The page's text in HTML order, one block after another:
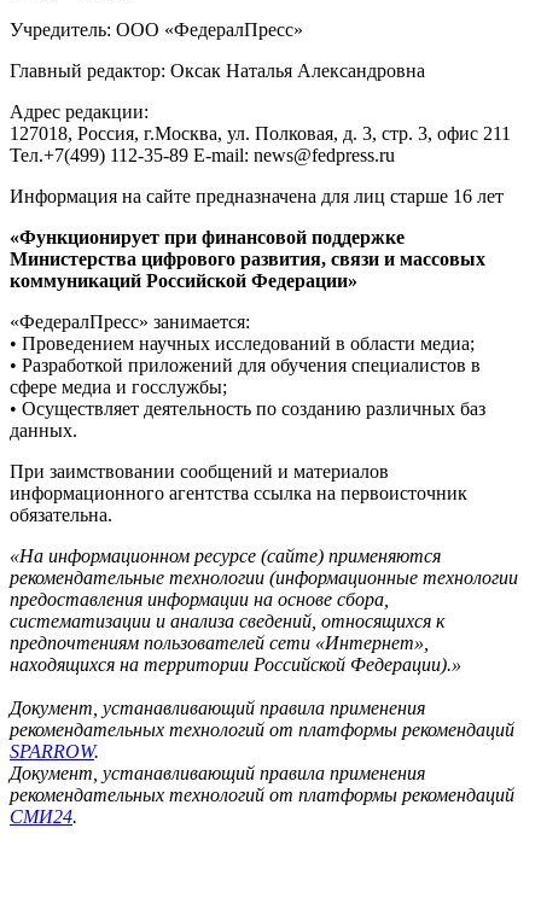
Учредитель: ООО «ФедералПресс»
Главный редактор: Оксак Наталья Александровна
Адрес редакции:
127018, Россия, г.Москва, ул. Полковая, д. 3, стр. 3, офис 211
Тел.+7(499) 112-35-89 E-mail: news@fedpress.ru
Информация на сайте предназначена для лиц старше 16 лет
«Функционирует при финансовой поддержке
Министерства цифрового развития, связи и массовых
коммуникаций Российской Федерации»
«ФедералПресс» занимается:
• Проведением научных исследований в области медиа;
• Разработкой приложений для обучения специалистов в
сфере медиа и госслужбы;
• Осуществляет деятельность по созданию различных баз
данных.
При заимствовании сообщений и материалов
информационного агентства ссылка на первоисточник
обязательна.
«На информационном ресурсе (сайте) применяются
рекомендательные технологии (информационные технологии
предоставления информации на основе сбора,
систематизации и анализа сведений, относящихся к
предпочтениям пользователей сети «Интернет»,
находящихся на территории Российской Федерации).»
Документ, устанавливающий правила применения
рекомендательных технологий от платформы рекомендаций
SPARROW.
Документ, устанавливающий правила применения
рекомендательных технологий от платформы рекомендаций
СМИ24.